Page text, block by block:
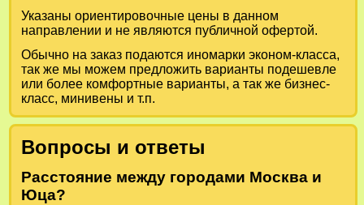
Указаны ориентировочные цены в данном
направлении и не являются публичной офертой.
Обычно на заказ подаются иномарки эконом-класса,
так же мы можем предложить варианты подешевле
или более комфортные варианты, а так же бизнес-
класс, минивены и т.п.
Вопросы и ответы
Расстояние между городами Москва и
Юца?